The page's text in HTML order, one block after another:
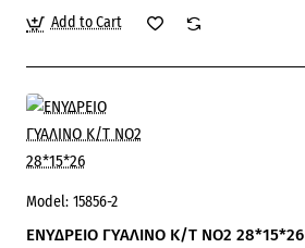
Add to Cart
Model: 15856-2
ΕΝΥΔΡΕΙΟ ΓΥΑΛΙΝΟ Κ/Τ ΝΟ2 28*15*26